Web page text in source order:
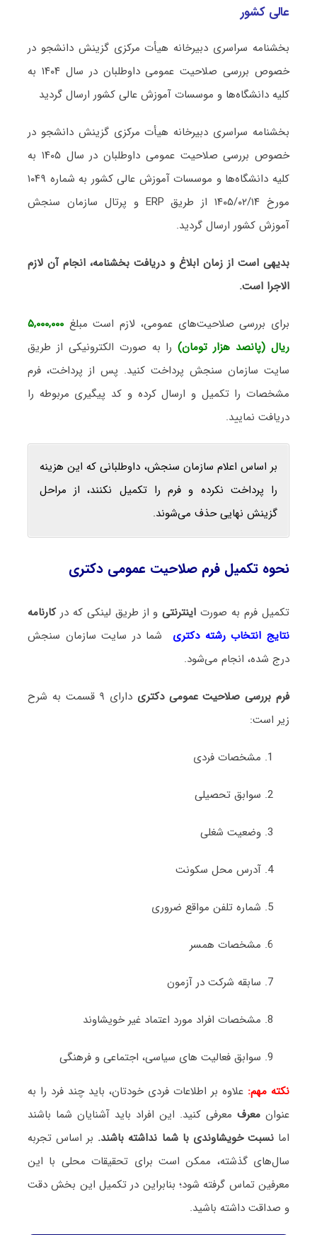
عالی کشور
بخشنامه سراسری دبیرخانه هیأت مرکزی گزینش دانشجو در
خصوص بررسی صلاحیت عمومی داوطلبان در سال ۱۴۰۴ به
کلیه دانشگاه‌ها و موسسات آموزش عالی کشور ارسال گردید
بخشنامه سراسری دبیرخانه هیأت مرکزی گزینش دانشجو در
خصوص بررسی صلاحیت عمومی داوطلبان در سال ۱۴۰۵ به
کلیه دانشگاه‌ها و موسسات آموزش عالی کشور به شماره ۱۰۴۹
مورخ ۱۴۰۵/۰۲/۱۴ از طریق ERP و پرتال سازمان سنجش
آموزش کشور ارسال گردید.
بدیهی است از زمان ابلاغ و دریافت بخشنامه، انجام آن لازم
الاجرا است.
برای بررسی صلاحیت‌های عمومی، لازم است مبلغ۵,۰۰۰,۰۰۰
ریال (پانصد هزار تومان)را به صورت الکترونیکی از طریق
سایت سازمان سنجش پرداخت کنید. پس از پرداخت، فرم
مشخصات را تکمیل و ارسال کرده و کد پیگیری مربوطه را
دریافت نمایید.
بر اساس اعلام سازمان سنجش، داوطلبانی که این هزینه
را پرداخت نکرده و فرم را تکمیل نکنند، از مراحل
گزینش نهایی حذف می‌شوند.
نحوه تکمیل فرم صلاحیت عمومی دکتری
تکمیل فرم به صورت اینترنتیو از طریق لینکی که درکارنامه
نتایج انتخاب رشته دکتری
شما در سایت سازمان سنجش
درج شده، انجام می‌شود.
فرم بررسی صلاحیت عمومی دکتری
دارای ۹ قسمت به شرح
زیر است:
مشخصات فردی
سوابق تحصیلی
وضعیت شغلی
آدرس محل سکونت
شماره تلفن مواقع ضروری
مشخصات همسر
سابقه شرکت در آزمون
مشخصات افراد مورد اعتماد غیر خویشاوند
سوابق فعالیت های سیاسی، اجتماعی و فرهنگی
نکته مهم: علاوه بر اطلاعات فردی خودتان، باید چند فرد را به
عنوان معرفمعرفی کنید. این افراد باید آشنایان شما باشند
امانسبت خویشاوندی با شما نداشته باشند. بر اساس تجربه
سال‌های گذشته، ممکن است برای تحقیقات محلی با این
معرفین تماس گرفته شود؛ بنابراین در تکمیل این بخش دقت
و صداقت داشته باشید.